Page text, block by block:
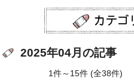
2025年04月の記事
1件～15件 (全38件)